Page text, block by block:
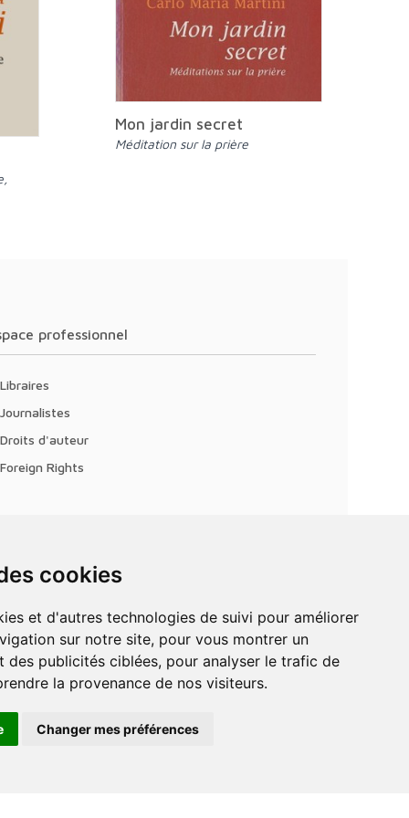
cookies
sur notre site, pour vous montrer un
des publicités ciblées, pour analyser le trafic de
la provenance de nos visiteurs.
Changer mes préférences
Mon jardin secret
Méditation sur la prière
professionnel
Libraires
Journalistes
Droits d'auteur
Foreign Rights